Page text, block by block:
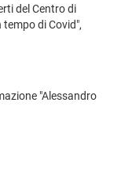
del Centro di
di Covid",
"Alessandro